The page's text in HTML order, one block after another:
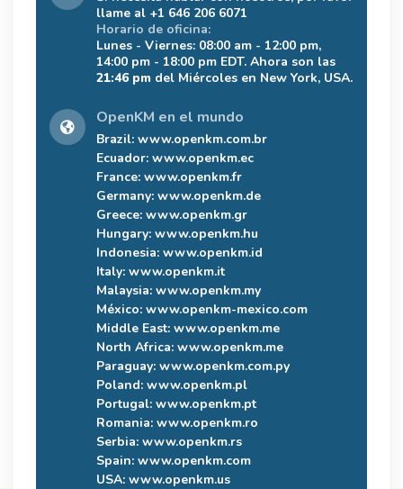
llame al +1 646 206 6071
Horario de oficina:
Lunes - Viernes: 08:00 am - 12:00 pm,
14:00 pm - 18:00 pm EDT. Ahora son las
21:46 pm del Miércoles en New York, USA.
OpenKM en el mundo
Brazil: www.openkm.com.br
Ecuador: www.openkm.ec
France: www.openkm.fr
Germany: www.openkm.de
Greece: www.openkm.gr
Hungary: www.openkm.hu
Indonesia: www.openkm.id
Italy: www.openkm.it
Malaysia: www.openkm.my
México: www.openkm-mexico.com
Middle East: www.openkm.me
North Africa: www.openkm.me
Paraguay: www.openkm.com.py
Poland: www.openkm.pl
Portugal: www.openkm.pt
Romania: www.openkm.ro
Serbia: www.openkm.rs
Spain: www.openkm.com
USA: www.openkm.us